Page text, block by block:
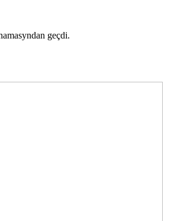
geçdi.